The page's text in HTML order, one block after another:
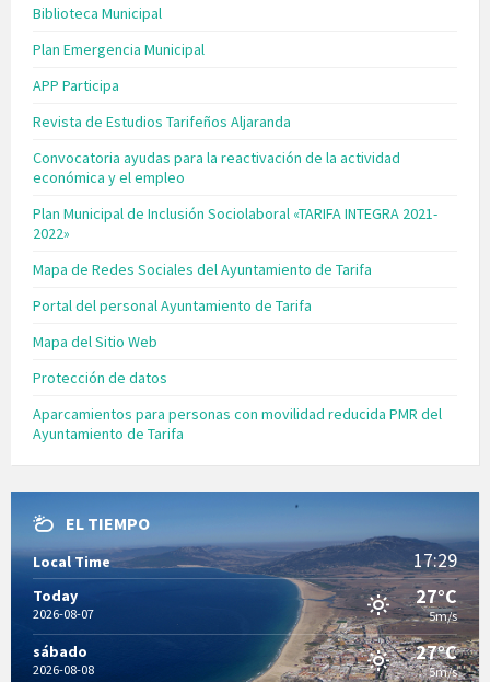
Biblioteca Municipal
Plan Emergencia Municipal
APP Participa
Revista de Estudios Tarifeños Aljaranda
Convocatoria ayudas para la reactivación de la actividad
económica y el empleo
Plan Municipal de Inclusión Sociolaboral «TARIFA INTEGRA 2021-
2022»
Mapa de Redes Sociales del Ayuntamiento de Tarifa
Portal del personal Ayuntamiento de Tarifa
Mapa del Sitio Web
Protección de datos
Aparcamientos para personas con movilidad reducida PMR del
Ayuntamiento de Tarifa
EL TIEMPO
Local Time 17:29
Today
2026-08-07
27°C
5m/s
sábado
2026-08-08
27°C
5m/s